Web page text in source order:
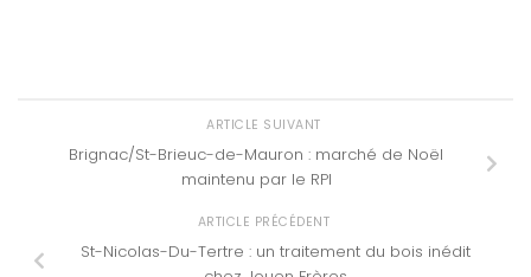
ARTICLE SUIVANT
Brignac/St-Brieuc-de-Mauron : marché de Noël
maintenu par le RPI
ARTICLE PRÉCÉDENT
St-Nicolas-Du-Tertre : un traitement du bois inédit